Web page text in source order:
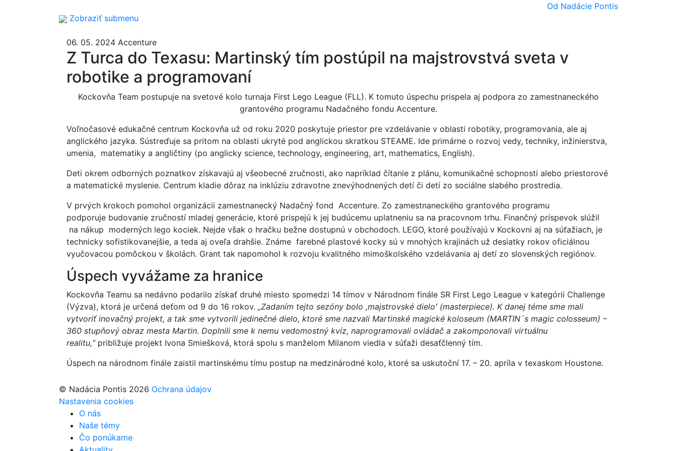
Od Nadácie Pontis
Zobraziť submenu
06. 05. 2024 Accenture
Z Turca do Texasu: Martinský tím postúpil na majstrovstvá sveta v
robotike a programovaní
Kockovňa Team postupuje na svetové kolo turnaja First Lego League (FLL). K tomuto úspechu prispela aj podpora zo zamestnaneckého
grantového programu Nadačného fondu Accenture.
Voľnočasové edukačné centrum Kockovňa už od roku 2020 poskytuje priestor pre vzdelávanie v oblasti robotiky, programovania, ale aj
anglického jazyka. Sústreďuje sa pritom na oblasti ukryté pod anglickou skratkou STEAME. Ide primárne o rozvoj vedy, techniky, inžinierstva,
umenia, matematiky a angličtiny (po anglicky science, technology, engineering, art, mathematics, English).
Deti okrem odborných poznatkov získavajú aj všeobecné zručnosti, ako napríklad čítanie z plánu, komunikačné schopnosti alebo priestorové
a matematické myslenie. Centrum kladie dôraz na inklúziu zdravotne znevýhodnených detí či detí zo sociálne slabého prostredia.
V prvých krokoch pomohol organizácii zamestnanecký Nadačný fond Accenture. Zo zamestnaneckého grantového programu
podporuje budovanie zručností mladej generácie, ktoré prispejú k jej budúcemu uplatneniu sa na pracovnom trhu. Finančný príspevok slúžil
na nákup moderných lego kociek. Nejde však o hračku bežne dostupnú v obchodoch. LEGO, ktoré používajú v Kockovni aj na súťažiach, je
technicky sofistikovanejšie, a teda aj oveľa drahšie. Známe farebné plastové kocky sú v mnohých krajinách už desiatky rokov oficiálnou
vyučovacou pomôckou v školách. Grant tak napomohol k rozvoju kvalitného mimoškolského vzdelávania aj detí zo slovenských regiónov.
Úspech vyvážame za hranice
Kockovňa Teamu sa nedávno podarilo získať druhé miesto spomedzi 14 tímov v Národnom finále SR First Lego League v kategórii Challenge
(Výzva), ktorá je určená deťom od 9 do 16 rokov. „Zadaním tejto sezóny bolo ,majstrovské dieloʻ (masterpiece). K danej téme sme mali
vytvoriť inovačný projekt, a tak sme vytvorili jedinečné dielo, ktoré sme nazvali Martinské magické koloseum (MARTIN´s magic colosseum) –
360 stupňový obraz mesta Martin. Doplnili sme k nemu vedomostný kvíz, naprogramovali ovládač a zakomponovali virtuálnu
realitu,“ približuje projekt Ivona Smiešková, ktorá spolu s manželom Milanom viedla v súťaži desaťčlenný tím.
Úspech na národnom finále zaistil martinskému tímu postup na medzinárodné kolo, ktoré sa uskutoční 17. – 20. apríla v texaskom Houstone.
© Nadácia Pontis 2026 Ochrana údajov
Nastavenia cookies
O nás
Naše témy
Čo ponúkame